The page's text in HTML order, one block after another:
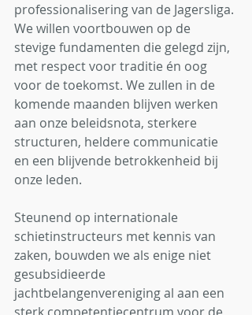
professionalisering van de Jagersliga.
We willen voortbouwen op de
stevige fundamenten die gelegd zijn,
met respect voor traditie én oog
voor de toekomst. We zullen in de
komende maanden blijven werken
aan onze beleidsnota, sterkere
structuren, heldere communicatie
en een blijvende betrokkenheid bij
onze leden.
Steunend op internationale
schietinstructeurs met kennis van
zaken, bouwden we als enige niet
gesubsidieerde
jachtbelangenvereniging al aan een